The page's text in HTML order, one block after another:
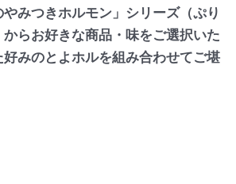
みつきホルモン」シリーズ（ぷり
らお好きな商品・味をご選択いた
みのとよホルを組み合わせてご堪